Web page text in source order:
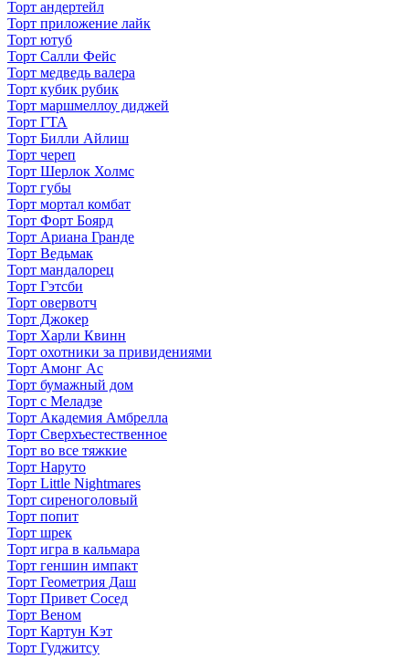
Торт андертейл
Торт приложение лайк
Торт ютуб
Торт Салли Фейс
Торт медведь валера
Торт кубик рубик
Торт маршмеллоу диджей
Торт ГТА
Торт Билли Айлиш
Торт череп
Торт Шерлок Холмс
Торт губы
Торт мортал комбат
Торт Форт Боярд
Торт Ариана Гранде
Торт Ведьмак
Торт мандалорец
Торт Гэтсби
Торт овервотч
Торт Джокер
Торт Харли Квинн
Торт охотники за привидениями
Торт Амонг Ас
Торт бумажный дом
Торт с Меладзе
Торт Академия Амбрелла
Торт Сверхъестественное
Торт во все тяжкие
Торт Наруто
Торт Little Nightmares
Торт сиреноголовый
Торт попит
Торт шрек
Торт игра в кальмара
Торт геншин импакт
Торт Геометрия Даш
Торт Привет Сосед
Торт Веном
Торт Картун Кэт
Торт Гуджитсу